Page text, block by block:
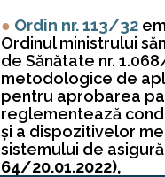
● Ordin nr. 113/32
Ordinul ministrului
de Sănătate nr.
metodologice de
pentru aprobarea
reglementează
şi a dispozitivelor
sistemului de
64/20.01.2022),